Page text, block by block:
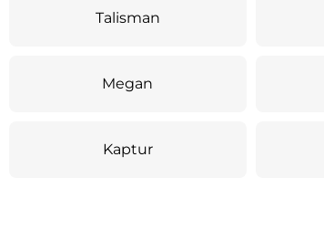
Talisman
Megan
Kaptur